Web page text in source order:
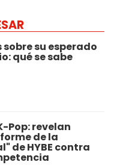
su esperado
qué se sabe
Pop: revelan
de la
de HYBE contra